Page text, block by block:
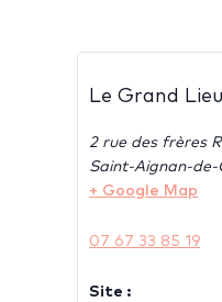
Le Grand
2 rue des frères
Saint-Aignan-de-
+ Google Map
07 67 33 85 19
Site :